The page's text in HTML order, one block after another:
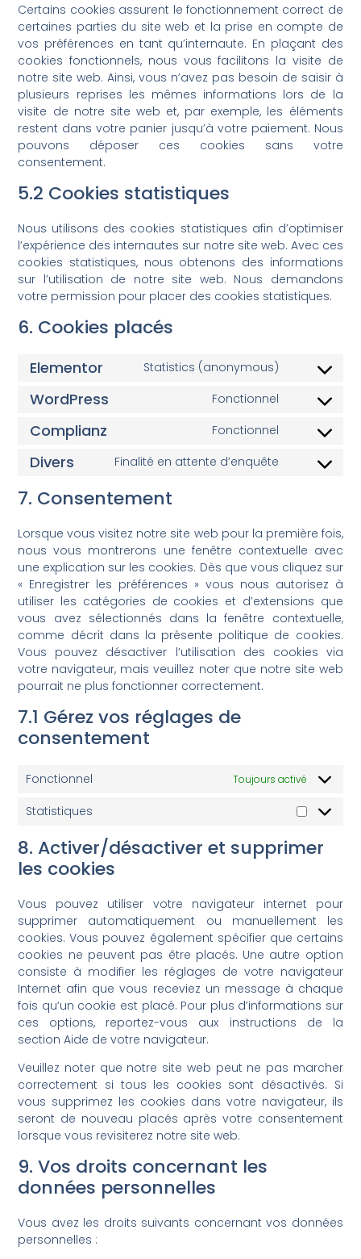
Certains cookies assurent le fonctionnement correct de
certaines parties du site web et la prise en compte de
vos préférences en tant qu’internaute. En plaçant des
cookies fonctionnels, nous vous facilitons la visite de
notre site web. Ainsi, vous n’avez pas besoin de saisir à
plusieurs reprises les mêmes informations lors de la
visite de notre site web et, par exemple, les éléments
restent dans votre panier jusqu’à votre paiement. Nous
pouvons déposer ces cookies sans votre
consentement.
5.2 Cookies statistiques
Nous utilisons des cookies statistiques afin d’optimiser
l’expérience des internautes sur notre site web. Avec ces
cookies statistiques, nous obtenons des informations
sur l’utilisation de notre site web. Nous demandons
votre permission pour placer des cookies statistiques.
6. Cookies placés
Elementor Statistics (anonymous)
WordPress Fonctionnel
Complianz Fonctionnel
Divers Finalité en attente d’enquête
7. Consentement
Lorsque vous visitez notre site web pour la première fois,
nous vous montrerons une fenêtre contextuelle avec
une explication sur les cookies. Dès que vous cliquez sur
« Enregistrer les préférences » vous nous autorisez à
utiliser les catégories de cookies et d’extensions que
vous avez sélectionnés dans la fenêtre contextuelle,
comme décrit dans la présente politique de cookies.
Vous pouvez désactiver l’utilisation des cookies via
votre navigateur, mais veuillez noter que notre site web
pourrait ne plus fonctionner correctement.
7.1 Gérez vos réglages de
consentement
Fonctionnel Toujours activé
Statistiques
8. Activer/désactiver et supprimer
les cookies
Vous pouvez utiliser votre navigateur internet pour
supprimer automatiquement ou manuellement les
cookies. Vous pouvez également spécifier que certains
cookies ne peuvent pas être placés. Une autre option
consiste à modifier les réglages de votre navigateur
Internet afin que vous receviez un message à chaque
fois qu’un cookie est placé. Pour plus d’informations sur
ces options, reportez-vous aux instructions de la
section Aide de votre navigateur.
Veuillez noter que notre site web peut ne pas marcher
correctement si tous les cookies sont désactivés. Si
vous supprimez les cookies dans votre navigateur, ils
seront de nouveau placés après votre consentement
lorsque vous revisiterez notre site web.
9. Vos droits concernant les
données personnelles
Vous avez les droits suivants concernant vos données
personnelles :